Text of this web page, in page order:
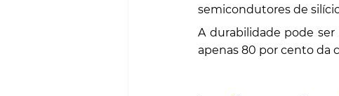
semicondutores de
A durabilidade pode
apenas 80 por cento da